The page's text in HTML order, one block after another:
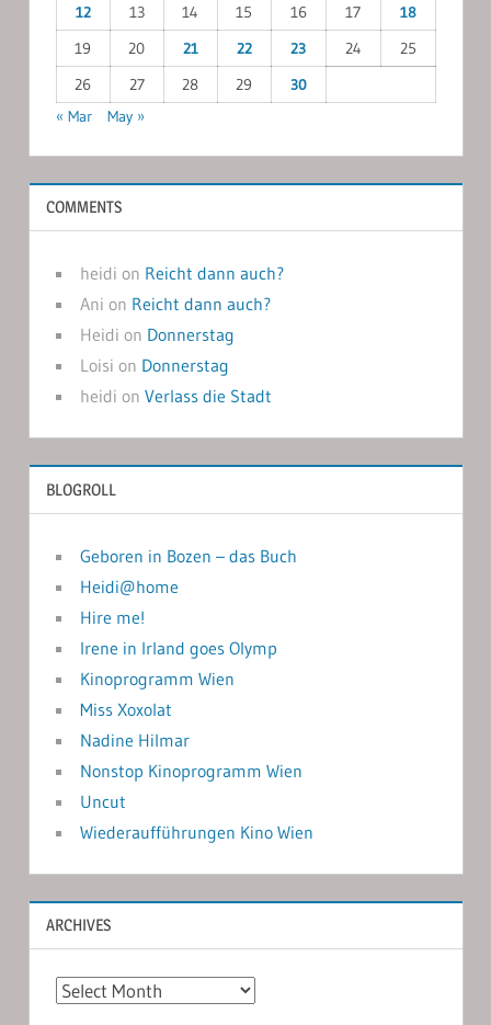
12
13 14 15 16 17
18
19
20 21 22 23 24
25
26
27 28 29
30
« Mar
May »
COMMENTS
heidi on Reicht dann auch?
Ani on Reicht dann auch?
Heidi on Donnerstag
Loisi on Donnerstag
heidi on Verlass die Stadt
BLOGROLL
Geboren in Bozen – das Buch
Heidi@home
Hire me!
Irene in Irland goes Olymp
Kinoprogramm Wien
Miss Xoxolat
Nadine Hilmar
Nonstop Kinoprogramm Wien
Uncut
Wiederaufführungen Kino Wien
ARCHIVES
Archives